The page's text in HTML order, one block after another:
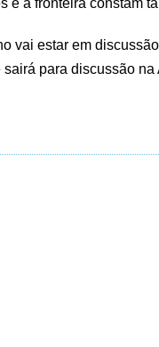
e a fronteira constam
vai estar em
sairá para discussão